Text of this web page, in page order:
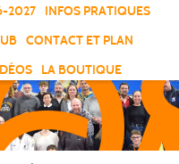
2027
INFOS PRATIQUES
CONTACT ET PLAN
LA BOUTIQUE